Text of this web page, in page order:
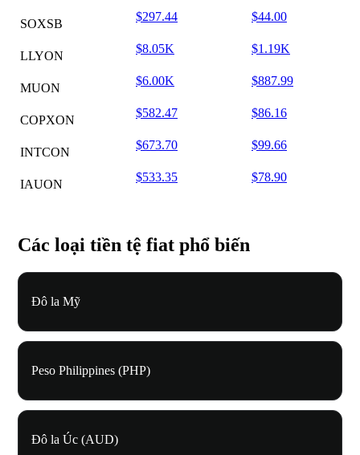
SOXSB
$297.44 $44.00
LLYON
$8.05K $1.19K
MUON
$6.00K $887.99
COPXON
$582.47 $86.16
INTCON
$673.70 $99.66
IAUON
$533.35 $78.90
Các loại tiền tệ fiat phổ biến
Đô la Mỹ
Peso Philippines (PHP)
Đô la Úc (AUD)